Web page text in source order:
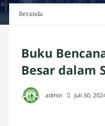
Beranda
Buku
Besar dalam
admin Juli 30,